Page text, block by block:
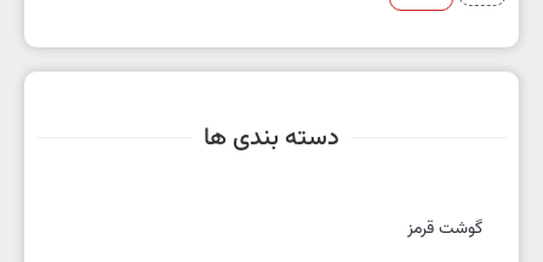
دسته بندی ها
گوشت قرمز